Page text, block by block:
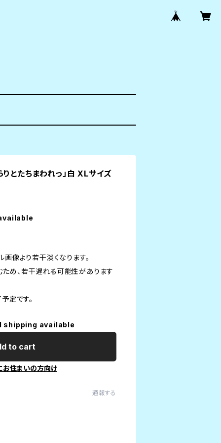
とたちまわれっ」白 XLサイズ
画像より若干淡くなります。
め、若干遅れる可能性があります
定です。
shipping available
to cart
お住まいの方向け
通報する